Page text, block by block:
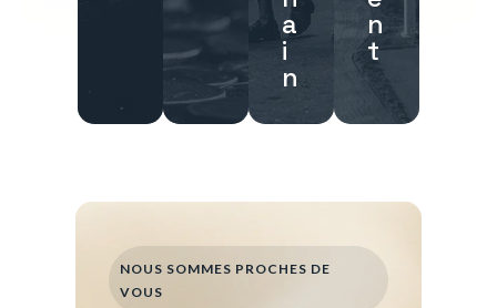
a
i
n
n
t
NOUS SOMMES PROCHES DE
VOUS